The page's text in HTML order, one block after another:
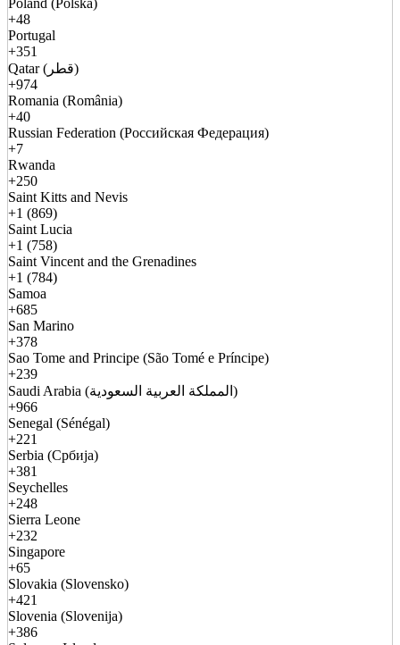
Poland (Polska)
+48
Portugal
+351
Qatar (قطر)
+974
Romania (România)
+40
Russian Federation (Российская Федерация)
+7
Rwanda
+250
Saint Kitts and Nevis
+1 (869)
Saint Lucia
+1 (758)
Saint Vincent and the Grenadines
+1 (784)
Samoa
+685
San Marino
+378
Sao Tome and Principe (São Tomé e Príncipe)
+239
Saudi Arabia (المملكة العربية السعودية)
+966
Senegal (Sénégal)
+221
Serbia (Србија)
+381
Seychelles
+248
Sierra Leone
+232
Singapore
+65
Slovakia (Slovensko)
+421
Slovenia (Slovenija)
+386